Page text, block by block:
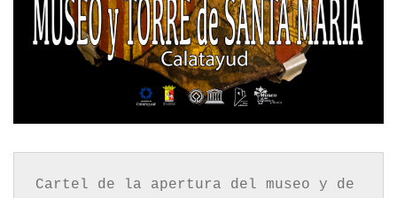
Cartel de la apertura del museo y de